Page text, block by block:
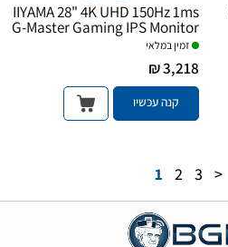
IIYAMA 28" 4K UHD 150Hz 1ms
G-Master Gaming IPS Monitor
זמין במלאי
3,218 ₪
קנה עכשיו
1 2 3 >